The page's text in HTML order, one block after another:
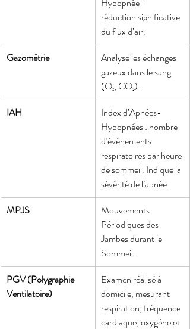
Hypopnée =
réduction significative
du flux d’air.
Gazométrie
Analyse les échanges
gazeux dans le sang
(O₂, CO₂).
IAH
Index d’Apnées-
Hypopnées : nombre
d’événements
respiratoires par heure
de sommeil. Indique la
sévérité de l’apnée.
MPJS
Mouvements
Périodiques des
Jambes durant le
Sommeil.
PGV (Polygraphie
Ventilatoire)
Examen réalisé à
domicile, mesurant
respiration, fréquence
cardiaque, oxygène et